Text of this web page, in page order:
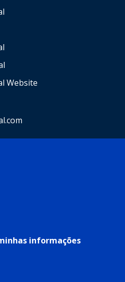
Website
informações